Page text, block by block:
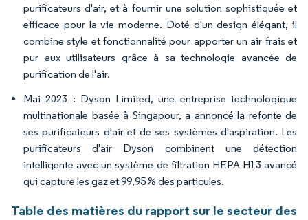
purificateurs d'air, et à fournir une solution sophistiquée et
efficace pour la vie moderne. Doté d'un design élégant, il
combine style et fonctionnalité pour apporter un air frais et
pur aux utilisateurs grâce à sa technologie avancée de
purification de l'air.
Mai 2023 : Dyson Limited, une entreprise technologique
multinationale basée à Singapour, a annoncé la refonte de
ses purificateurs d'air et de ses systèmes d'aspiration. Les
purificateurs d'air Dyson combinent une détection
intelligente avec un système de filtration HEPA H13 avancé
qui capture les gaz et 99,95 % des particules.
Table des matières du rapport sur le secteur des